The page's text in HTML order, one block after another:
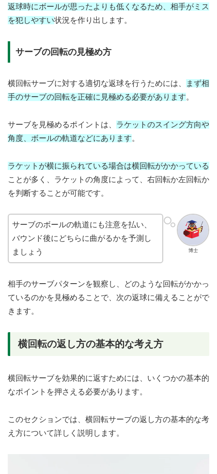
返球時にボールが思ったよりも低くなるため、相手がミス
を犯しやすい状況を作り出します。
サーブの回転の見極め方
横回転サーブに対する適切な返球を行うためには、
まず相
手のサーブの回転を正確に見極める必要があります。
サーブを見極めるポイントは、 ラケットのスイング方向や
角度、ボールの軌道などにあります。
ラケットが横に振られている場合は横回転がかかっている
ことが多く、ラケットの角度によって、右回転か左回転か
を判断することが可能です。
博士
サーブのボールの軌道にも注意を払い、
バウンド後にどちらに曲がるかを予測し
ましょう
相手のサーブパターンを観察し、どのような回転がかかっ
ているのかを見極めることで、次の返球に備えることがで
きます。
横回転の返し方の基本的な考え方
横回転サーブを効果的に返すためには、いくつかの基本的
なポイントを押さえる必要があります。
このセクションでは、横回転サーブの返し方の基本的な考
え方について詳しく説明します。